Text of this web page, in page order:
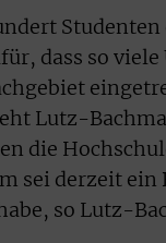
dass so
Lutz-
die
sei derzeit ein
so Lutz-